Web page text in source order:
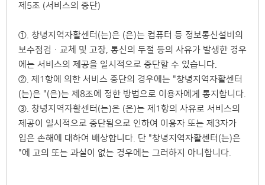
제5조 (서비스의 중단)
①. 창녕지역자활센터(는)은 (은)는 컴퓨터 등 정보통신설비의
보수점검·교체 및 고장, 통신의 두절 등의 사유가 발생한 경우
에는 서비스의 제공을 일시적으로 중단할 수 있습니다.
②. 제1항에 의한 서비스 중단의 경우에는 "창녕지역자활센터
(는)은 "(은)는 제8조에 정한 방법으로 이용자에게 통지합니다.
③. 창녕지역자활센터(는)은 (은)는 제1항의 사유로 서비스의
제공이 일시적으로 중단됨으로 인하여 이용자 또는 제3자가
입은 손해에 대하여 배상합니다. 단 "창녕지역자활센터(는)은
"에 고의 또는 과실이 없는 경우에는 그러하지 아니합니다.